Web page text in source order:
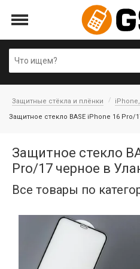
Защитные стёкла и плёнки
Защитное стекло BASE iPhone 16 Pro/
Защитное стекло
Pro/17 черное в
Все товары по
Аккумуляторы
Honor/Huawei
Гарнитуры и наушники